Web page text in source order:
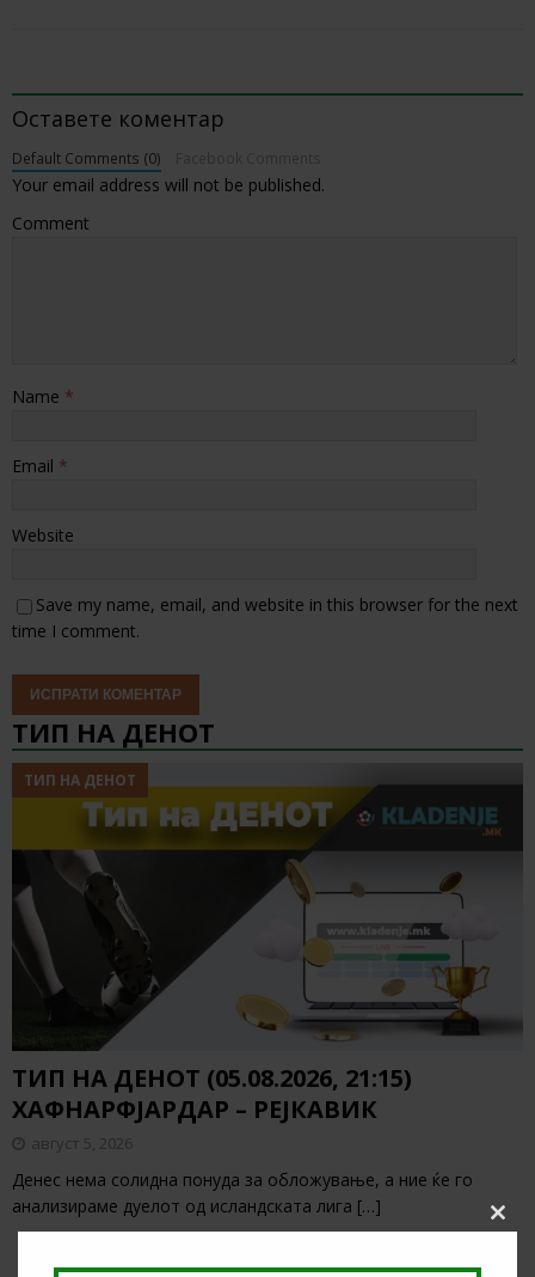
Оставете коментар
Default Comments (0)
Your email address will not be published.
Comment
Name *
Email *
Website
Save my name, email, and website in this browser for the next
time I comment.
ТИП НА ДЕНОТ
ТИП НА ДЕНОТ
ТИП НА ДЕНОТ (05.08.2026, 21:15)
ХАФНАРФЈАРДАР – РЕЈКАВИК
август 5, 2026
Денес нема солидна понуда за обложување, а ние ќе го
анализираме дуелот од исландската лига […]